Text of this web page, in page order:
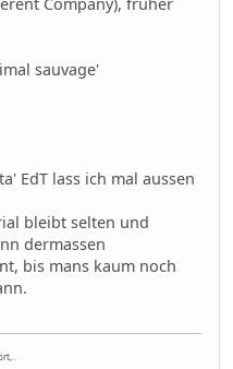
Company), früher
sauvage'
EdT lass ich mal aussen
bleibt selten und
dermassen
bis mans kaum noch